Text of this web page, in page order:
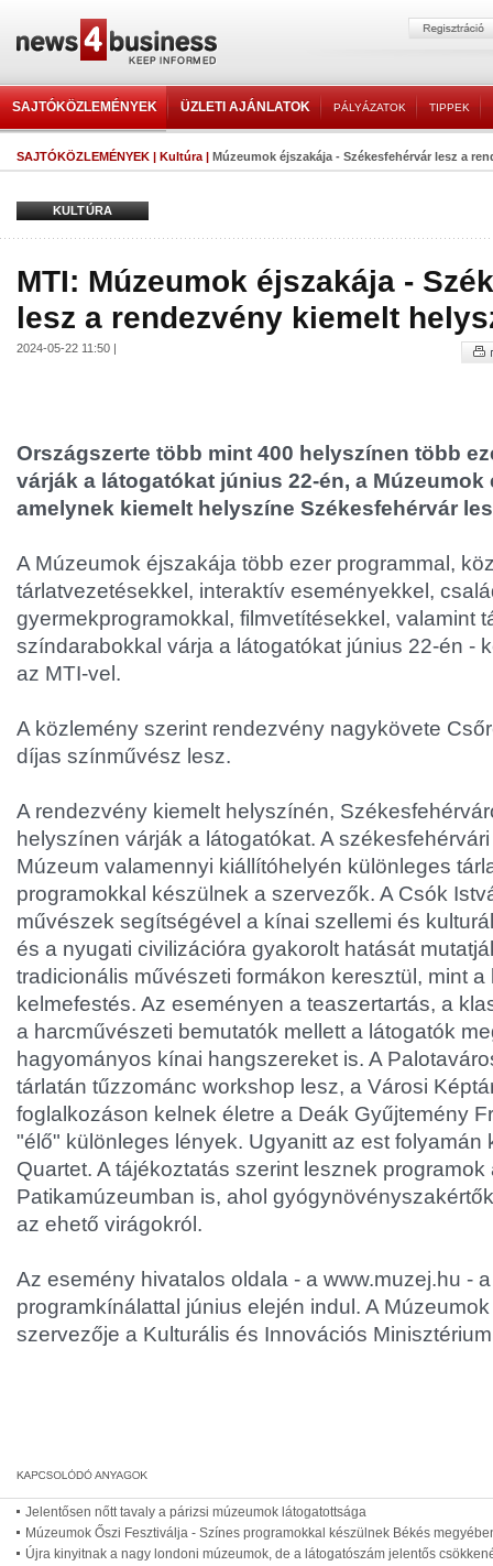
SAJTÓKÖZLEMÉNYEK ÜZLETI AJÁNLATOK PÁLYÁZATOK TIPPEK
SAJTÓKÖZLEMÉNYEK | Kultúra | Múzeumok éjszakája - Székesfehérvár lesz a
KULTÚRA
MTI: Múzeumok éjszakája -
lesz a rendezvény kiemelt
2024-05-22 11:50 |
Országszerte több mint 400 helyszínen több
várják a látogatókat június 22-én, a Múzeumok
amelynek kiemelt helyszíne Székesfehérvár
A Múzeumok éjszakája több ezer programmal,
tárlatvezetésekkel, interaktív eseményekkel,
gyermekprogramokkal, filmvetítésekkel, valamint
színdarabokkal várja a látogatókat június 22-én -
az MTI-vel.
A közlemény szerint rendezvény nagykövete
díjas színművész lesz.
A rendezvény kiemelt helyszínén,
helyszínen várják a látogatókat. A
Múzeum valamennyi kiállítóhelyén különleges
programokkal készülnek a szervezők. A Csók
művészek segítségével a kínai szellemi és
és a nyugati civilizációra gyakorolt hatását
tradicionális művészeti formákon keresztül, mint a
kelmefestés. Az eseményen a teaszertartás, a
a harcművészeti bemutatók mellett a látogatók
hagyományos kínai hangszereket is. A
tárlatán tűzzománc workshop lesz, a Városi
foglalkozáson kelnek életre a Deák Gyűjtemény
"élő" különleges lények. Ugyanitt az est folyamán
Quartet. A tájékoztatás szerint lesznek
Patikamúzeumban is, ahol
az ehető virágokról.
Az esemény hivatalos oldala - a www.muzej.hu -
programkínálattal június elején indul. A
szervezője a Kulturális és Innovációs
Jelentősen nőtt tavaly a párizsi múzeumok látogatottsága
Múzeumok Őszi Fesztiválja - Színes programokkal készülnek Békés
Újra kinyitnak a nagy londoni múzeumok, de a látogatószám jelentős